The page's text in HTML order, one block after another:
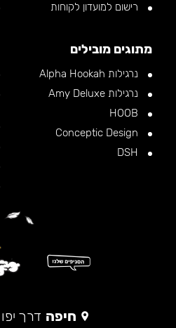
רישום למועדון לקוחות
מתוגים מובילים
נרגילות Alpha Hookah
נרגילות Amy Deluxe
חיפה דרך יפו 33